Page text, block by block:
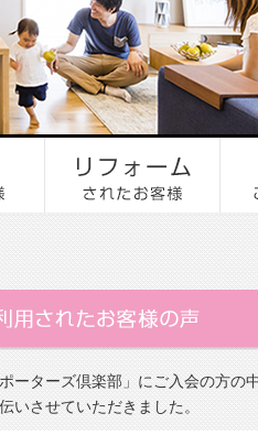
ーターズ倶楽部」にご入会の方の
いさせていただきました。